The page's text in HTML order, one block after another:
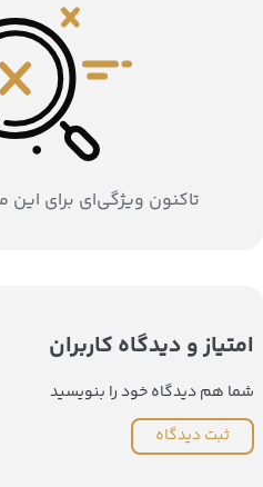
تاکنون ویژگی‌ای برای
امتیاز و دیدگاه کاربران
شما هم دیدگاه خود را بنویسید
ثبت دیدگاه